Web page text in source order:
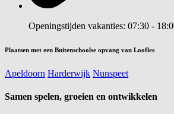
Openingstijden vakanties: 07:30 -
Plaatsen met een Buitenschoolse opvang van Loofles
Apeldoorn Harderwijk Nunspeet
Samen spelen, groeien en ontwikkelen